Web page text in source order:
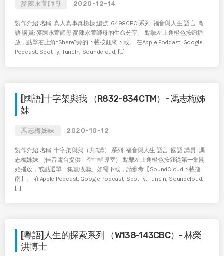
麥陳永萱師母 2020-12-14
製作介紹 名稱: 真人真事真榜樣 編號: G498CBC 系列: 福音與人生 語言: 粵
語 講員: 麥陳永萱師母 麥陳永萱師母的生命分享。 點擊左上角橙色按鈕播
放，點擊右上角“Share”旁的下載按鈕來下載。 在Apple Podcast, Google
Podcast, Spotify, TuneIn, Soundcloud, […]
[國語]十字架與我 （R832-834CTM）- 馮志梅姊
妹
馮志梅姊妹 2020-10-12
製作介紹 名稱: 十字架與我（共3講） 系列: 福音與人生 語言: 國語 講員: 馮
志梅姊妹 （佳音電台提供 – 空中輔導室） 點擊左上角橙色按鈕從第一集開
始播放，或點選單一集數收聽。如需下載，請參考【SoundCloud下載指
南】。 在Apple Podcast, Google Podcast, Spotify, TuneIn, Soundcloud,
[…]
[粵語]人生的探索系列 （W138-143CBC）- 林榮
洪博士